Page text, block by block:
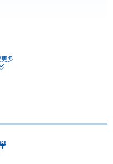
服務，如學員就讀的課
(不適用於手機)、
更多